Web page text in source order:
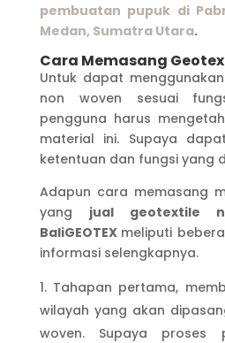
pembuatan pupuk di
Medan, Sumatra Utara.
Cara Memasang
Untuk dapat
non woven sesuai
pengguna harus
material ini. Supaya
ketentuan dan fungsi yang
Adapun cara memasang
yang jual geotextile
BaliGEOTEX meliputi
informasi selengkapnya.
Tahapan pertama,
wilayah yang akan
woven. Supaya proses